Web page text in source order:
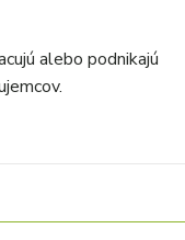
alebo podnikajú